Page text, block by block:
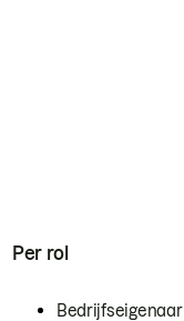
Per rol
Bedrijfseigenaar